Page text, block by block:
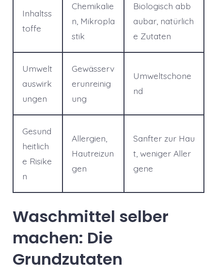
Inhaltss
toffe
Chemikalie
n, Mikropla
stik
Biologisch abb
aubar, natürlich
e Zutaten
Umwelt
auswirk
ungen
Gewässerv
erunreinig
ung
Umweltschone
nd
Gesund
heitlich
e Risike
n
Allergien,
Hautreizun
gen
Sanfter zur Hau
t, weniger Aller
gene
Waschmittel selber
machen: Die
Grundzutaten